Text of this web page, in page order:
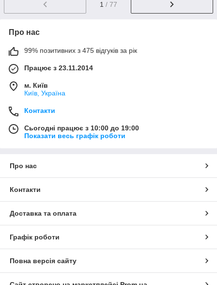
1 / 77
Про нас
99% позитивних з 475 відгуків за рік
Працює з 23.11.2014
м. Київ
Київ, Україна
Контакти
Сьогодні працює з 10:00 до 19:00
Показати весь графік роботи
Про нас
Контакти
Доставка та оплата
Графік роботи
Повна версія сайту